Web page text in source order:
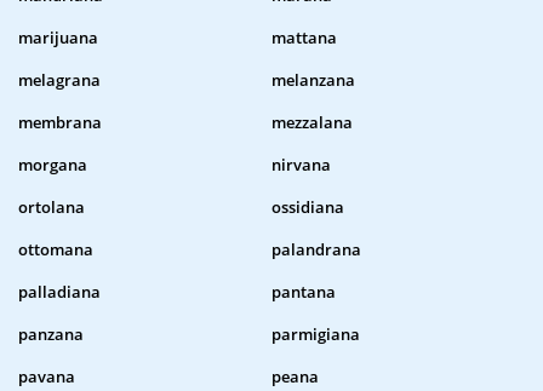
marijuana
mattana
melagrana
melanzana
membrana
mezzalana
morgana
nirvana
ortolana
ossidiana
ottomana
palandrana
palladiana
pantana
panzana
parmigiana
pavana
peana